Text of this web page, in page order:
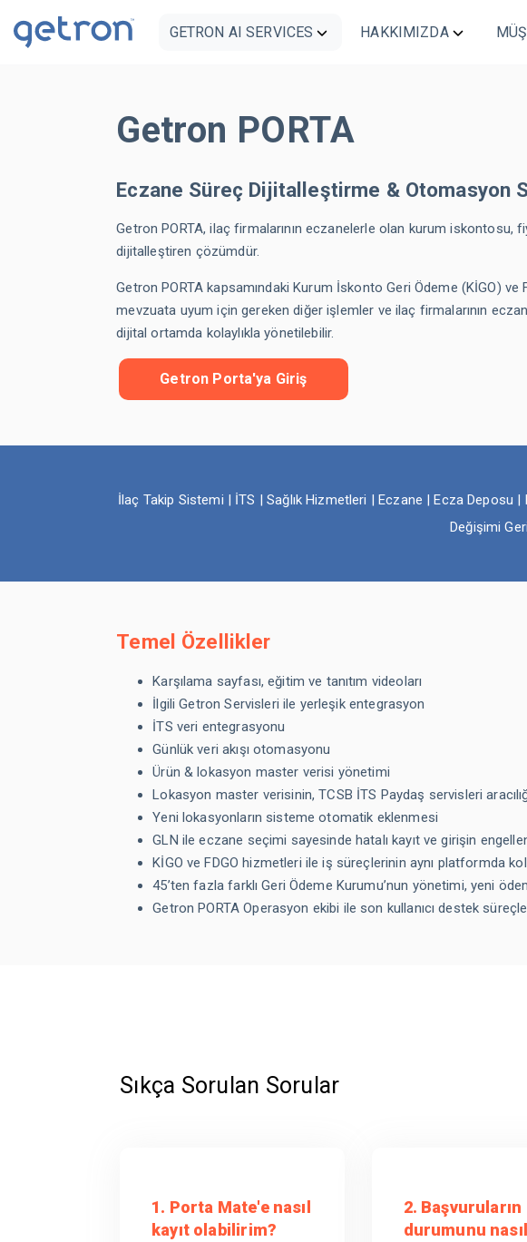
GETRON AI SERVICES
Servisi
İkmal & Satış Noktaları Arası Stok Hareketiyle
Envanter Optimizasyonu
Maliyet Öngörülü Fiyatlandırma Optimizasyonu
HAKKIMIZDA
Getron PORTA
Eczane Süreç Dijitalleştirme & Otomasyon
Getron PORTA, ilaç firmalarının eczanelerle olan kurum
dijitalleştiren çözümdür.
Getron PORTA kapsamındaki Kurum İskonto Geri Ödeme (KİGO)
mevzuata uyum için gereken diğer işlemler ve ilaç firmalarının
dijital ortamda kolaylıkla yönetilebilir.
Getron Porta'ya Giriş
İlaç Takip Sistemi | İTS | Sağlık Hizmetleri | Eczane | Ecza
Değişimi
Temel Özellikler
Karşılama sayfası, eğitim ve tanıtım videoları
İlgili Getron Servisleri ile yerleşik entegrasyon
İTS veri entegrasyonu
Günlük veri akışı otomasyonu
Ürün & lokasyon master verisi yönetimi
Lokasyon master verisinin, TCSB İTS Paydaş servisleri
Yeni lokasyonların sisteme otomatik eklenmesi
GLN ile eczane seçimi sayesinde hatalı kayıt ve girişin
KİGO ve FDGO hizmetleri ile iş süreçlerinin aynı platformda
45’ten fazla farklı Geri Ödeme Kurumu’nun yönetimi, yeni
Getron PORTA Operasyon ekibi ile son kullanıcı destek
Sıkça Sorulan Sorular
1. Porta Mate'e nasıl
kayıt olabilirim?
2. Başvuruların
durumunu nasıl